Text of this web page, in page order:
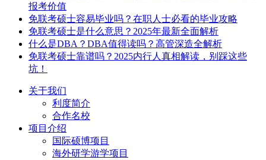
报考价值
免联考硕士容易毕业吗？在职人士必看的毕业攻略
免联考硕士是什么意思？2025年最新全面解析
什么是DBA？DBA值得读吗？高管深造全解析
免联考硕士靠谱吗？2025内行人真相解读，别踩这些
坑！
关于我们
利度简介
合作名校
项目介绍
国际硕博项目
海外研学游学项目